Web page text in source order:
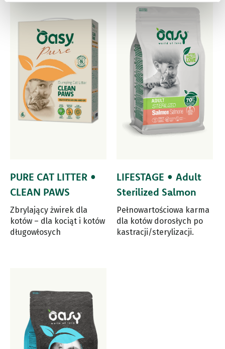
PURE CAT LITTER •
CLEAN PAWS
Zbrylający żwirek dla
kotów – dla kociąt i kotów
długowłosych
LIFESTAGE • Adult
Sterilized Salmon
Pełnowartościowa karma
dla kotów dorosłych po
kastracji/sterylizacji.